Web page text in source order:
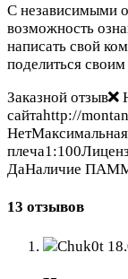
С независимыми
возможность
написать свой
поделиться
Заказной отзыв
сайтаhttp://
ДаНаличие
13 отзывов
Chuk0t